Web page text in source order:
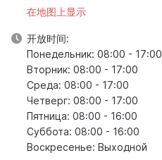
在地图上显示
开放时间:
Понедельник: 08:00 - 17:00
Вторник: 08:00 - 17:00
Среда: 08:00 - 17:00
Четверг: 08:00 - 17:00
Пятница: 08:00 - 16:00
Суббота: 08:00 - 16:00
Воскресенье: Выходной